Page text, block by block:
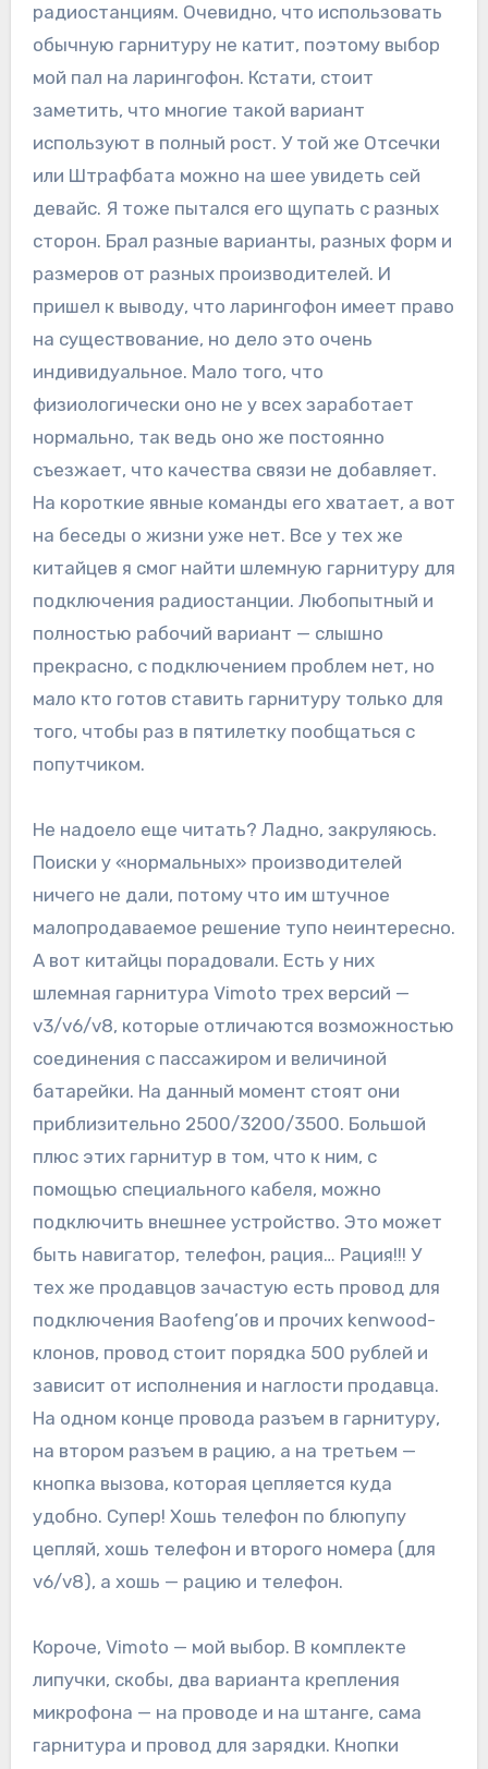
радиостанциям. Очевидно, что использовать
обычную гарнитуру не катит, поэтому выбор
мой пал на ларингофон. Кстати, стоит
заметить, что многие такой вариант
используют в полный рост. У той же Отсечки
или Штрафбата можно на шее увидеть сей
девайс. Я тоже пытался его щупать с разных
сторон. Брал разные варианты, разных форм и
размеров от разных производителей. И
пришел к выводу, что ларингофон имеет право
на существование, но дело это очень
индивидуальное. Мало того, что
физиологически оно не у всех заработает
нормально, так ведь оно же постоянно
съезжает, что качества связи не добавляет.
На короткие явные команды его хватает, а вот
на беседы о жизни уже нет. Все у тех же
китайцев я смог найти шлемную гарнитуру для
подключения радиостанции. Любопытный и
полностью рабочий вариант — слышно
прекрасно, с подключением проблем нет, но
мало кто готов ставить гарнитуру только для
того, чтобы раз в пятилетку пообщаться с
попутчиком.
Не надоело еще читать? Ладно, закруляюсь.
Поиски у «нормальных» производителей
ничего не дали, потому что им штучное
малопродаваемое решение тупо неинтересно.
А вот китайцы порадовали. Есть у них
шлемная гарнитура Vimoto трех версий —
v3/v6/v8, которые отличаются возможностью
соединения с пассажиром и величиной
батарейки. На данный момент стоят они
приблизительно 2500/3200/3500. Большой
плюс этих гарнитур в том, что к ним, с
помощью специального кабеля, можно
подключить внешнее устройство. Это может
быть навигатор, телефон, рация… Рация!!! У
тех же продавцов зачастую есть провод для
подключения Baofeng’ов и прочих kenwood-
клонов, провод стоит порядка 500 рублей и
зависит от исполнения и наглости продавца.
На одном конце провода разъем в гарнитуру,
на втором разъем в рацию, а на третьем —
кнопка вызова, которая цепляется куда
удобно. Супер! Хошь телефон по блюпупу
цепляй, хошь телефон и второго номера (для
v6/v8), а хошь — рацию и телефон.
Короче, Vimoto — мой выбор. В комплекте
липучки, скобы, два варианта крепления
микрофона — на проводе и на штанге, сама
гарнитура и провод для зарядки. Кнопки